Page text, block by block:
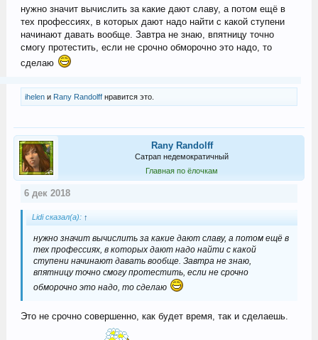
нужно значит вычислить за какие дают славу, а потом ещё в
тех профессиях, в которых дают надо найти с какой ступени
начинают давать вообще. Завтра не знаю, впятницу точно
смогу протестить, если не срочно обморочно это надо, то
сделаю
ihelenи Rany Randolffнравится это.
Rany Randolff
Сатрап недемократичный
Главная по ёлочкам
6 дек 2018
Lidi сказал(а): ↑
нужно значит вычислить за какие дают славу, а потом ещё в
тех профессиях, в которых дают надо найти с какой
ступени начинают давать вообще. Завтра не знаю,
впятницу точно смогу протестить, если не срочно
обморочно это надо, то сделаю
Это не срочно совершенно, как будет время, так и сделаешь.